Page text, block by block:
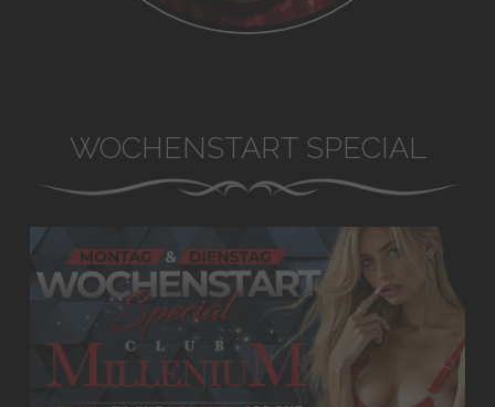
WOCHENSTART SPECIAL